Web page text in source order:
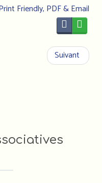
Suivant
(LIGUE DE
À